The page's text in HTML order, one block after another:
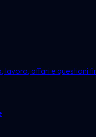
lavoro, affari e questioni